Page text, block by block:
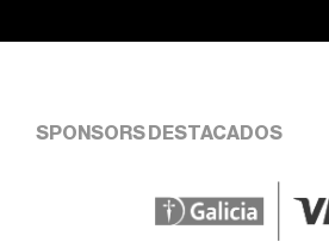
SPONSORS DESTACADOS